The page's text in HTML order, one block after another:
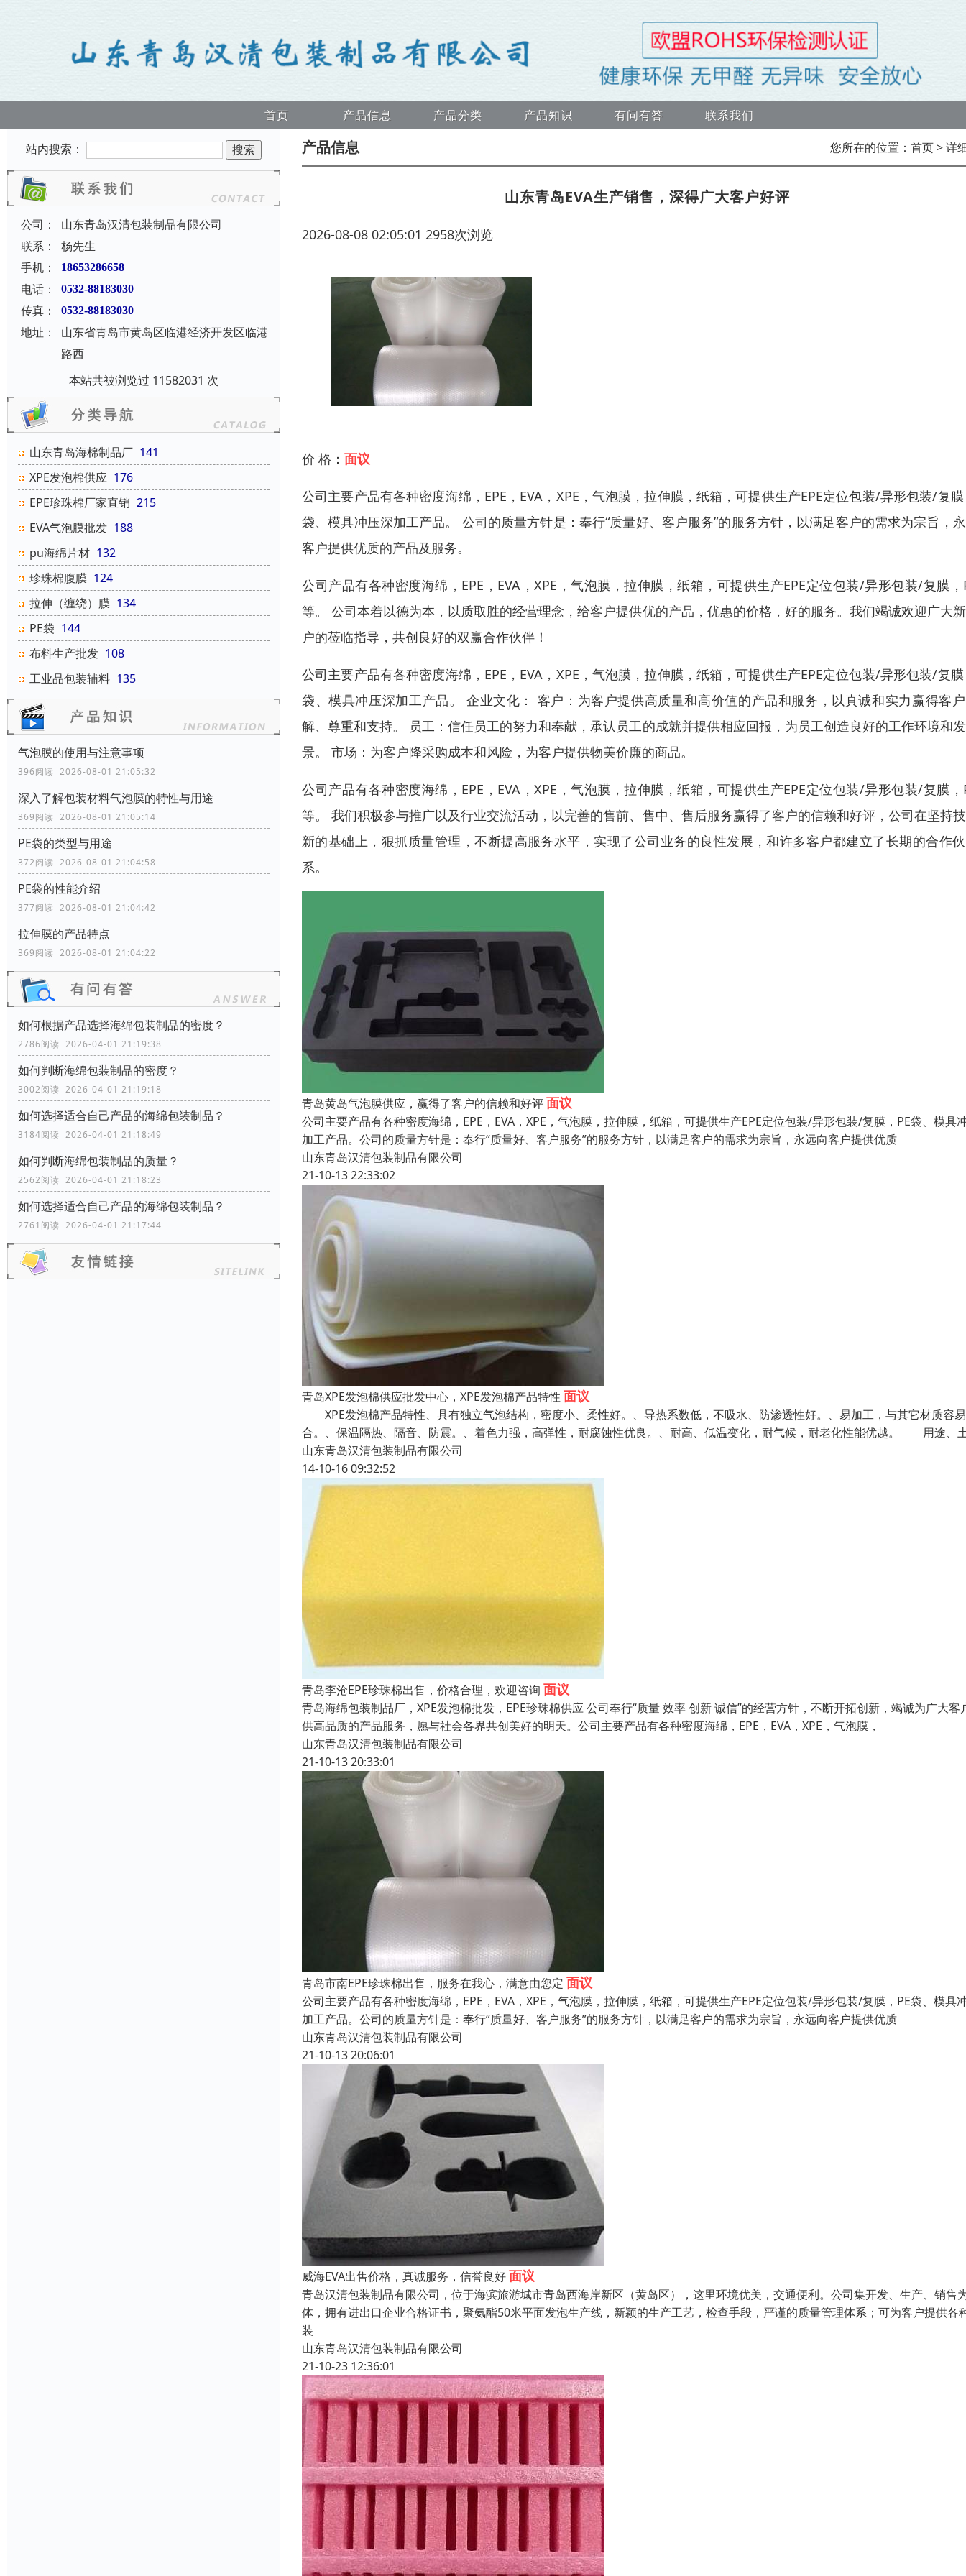
首页 产品信息 产品分类 产品知识 有问有答 联系我们
站内搜索：
公司：
山东青岛汉清包装制品有限公司
联系：
杨先生
手机：
18653286658
电话： 0532-88183030
传真： 0532-88183030
地址：
山东省青岛市黄岛区临港经济开发区临港
路西
本站共被浏览过 11582031 次
山东青岛海棉制品厂 141
XPE发泡棉供应 176
EPE珍珠棉厂家直销 215
EVA气泡膜批发 188
pu海绵片材 132
珍珠棉腹膜 124
拉伸（缠绕）膜 134
PE袋 144
布料生产批发 108
工业品包装辅料 135
气泡膜的使用与注意事项
396阅读 2026-08-01 21:05:32
深入了解包装材料气泡膜的特性与用途
369阅读 2026-08-01 21:05:14
PE袋的类型与用途
372阅读 2026-08-01 21:04:58
‌‌‌PE袋的性能介绍
377阅读 2026-08-01 21:04:42
拉伸膜的产品特点
369阅读 2026-08-01 21:04:22
如何根据产品选择海绵包装制品的密度？
2786阅读 2026-04-01 21:19:38
如何判断海绵包装制品的密度？
3002阅读 2026-04-01 21:19:18
如何选择适合自己产品的海绵包装制品？
3184阅读 2026-04-01 21:18:49
如何判断海绵包装制品的质量？
2562阅读 2026-04-01 21:18:23
如何选择适合自己产品的海绵包装制品？
2761阅读 2026-04-01 21:17:44
产品信息 您所在的位置： 首页> 详
山东青岛EVA生产销售，深得广大客户好评
2026-08-08 02:05:01 2958次浏览
价 格： 面议
公司主要产品有各种密度海绵，EPE，EVA，XPE，气泡膜，拉伸膜，纸箱，可提供生产EPE定位包装/异形包装/复膜
袋、模具冲压深加工产品。 公司的质量方针是：奉行“质量好、客户服务”的服务方针，以满足客户的需求为宗旨，
客户提供优质的产品及服务。
公司产品有各种密度海绵，EPE，EVA，XPE，气泡膜，拉伸膜，纸箱，可提供生产EPE定位包装/异形包装/复膜，
等。 公司本着以德为本，以质取胜的经营理念，给客户提供优的产品，优惠的价格，好的服务。我们竭诚欢迎广大
户的莅临指导，共创良好的双赢合作伙伴！
公司主要产品有各种密度海绵，EPE，EVA，XPE，气泡膜，拉伸膜，纸箱，可提供生产EPE定位包装/异形包装/复膜
袋、模具冲压深加工产品。 企业文化： 客户：为客户提供高质量和高价值的产品和服务，以真诚和实力赢得客
解、尊重和支持。 员工：信任员工的努力和奉献，承认员工的成就并提供相应回报，为员工创造良好的工作环境和
景。 市场：为客户降采购成本和风险，为客户提供物美价廉的商品。
公司产品有各种密度海绵，EPE，EVA，XPE，气泡膜，拉伸膜，纸箱，可提供生产EPE定位包装/异形包装/复膜，
等。 我们积极参与推广以及行业交流活动，以完善的售前、售中、售后服务赢得了客户的信赖和好评，公司在坚持
新的基础上，狠抓质量管理，不断提高服务水平，实现了公司业务的良性发展，和许多客户都建立了长期的合作
系。
青岛黄岛气泡膜供应，赢得了客户的信赖和好评面议
公司主要产品有各种密度海绵，EPE，EVA，XPE，气泡膜，拉伸膜，纸箱，可提供生产EPE定位包装/异形包装/复膜，PE袋、模具
加工产品。公司的质量方针是：奉行“质量好、客户服务”的服务方针，以满足客户的需求为宗旨，永远向客户提供优质
山东青岛汉清包装制品有限公司
21-10-13 22:33:02
青岛XPE发泡棉供应批发中心，XPE发泡棉产品特性 面议
XPE发泡棉产品特性、具有独立气泡结构，密度小、柔性好。、导热系数低，不吸水、防渗透性好。、易加工，与其它材质容
合。、保温隔热、隔音、防震。、着色力强，高弹性，耐腐蚀性优良。、耐高、低温变化，耐气候，耐老化性能优越。 用途、
山东青岛汉清包装制品有限公司
14-10-16 09:32:52
青岛李沧EPE珍珠棉出售，价格合理，欢迎咨询 面议
青岛海绵包装制品厂，XPE发泡棉批发，EPE珍珠棉供应 公司奉行“质量 效率 创新 诚信”的经营方针，不断开拓创新，竭诚为广大客
供高品质的产品服务，愿与社会各界共创美好的明天。公司主要产品有各种密度海绵，EPE，EVA，XPE，气泡膜，
山东青岛汉清包装制品有限公司
21-10-13 20:33:01
青岛市南EPE珍珠棉出售，服务在我心，满意由您定 面议
公司主要产品有各种密度海绵，EPE，EVA，XPE，气泡膜，拉伸膜，纸箱，可提供生产EPE定位包装/异形包装/复膜，PE袋、模具
加工产品。公司的质量方针是：奉行“质量好、客户服务”的服务方针，以满足客户的需求为宗旨，永远向客户提供优质
山东青岛汉清包装制品有限公司
21-10-13 20:06:01
威海EVA出售价格，真诚服务，信誉良好面议
青岛汉清包装制品有限公司，位于海滨旅游城市青岛西海岸新区（黄岛区），这里环境优美，交通便利。公司集开发、生产、销售
体，拥有进出口企业合格证书，聚氨酯50米平面发泡生产线，新颖的生产工艺，检查手段，严谨的质量管理体系；可为客户提供各
装
山东青岛汉清包装制品有限公司
21-10-23 12:36:01